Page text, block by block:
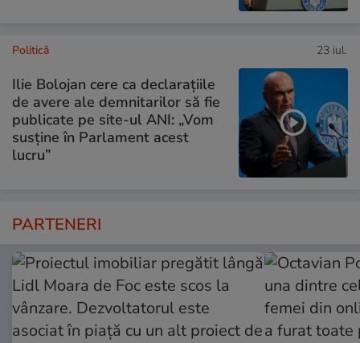
Politică 23 iul.
Ilie Bolojan cere ca declarațiile
de avere ale demnitarilor să fie
publicate pe site-ul ANI: „Vom
susține în Parlament acest
lucru”
PARTENERI